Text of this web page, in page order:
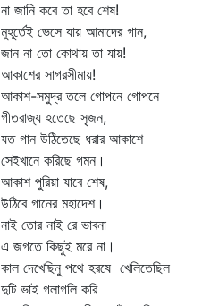
না জানি কবে তা হবে শেষ!
মুহূর্তেই ভেসে যায় আমাদের গান,
জান না তো কোথায় তা যায়!
আকাশের সাগরসীমায়!
আকাশ-সমুদ্র তলে গোপনে গোপনে
গীতরাজ্য হতেছে সৃজন,
যত গান উঠিতেছে ধরার আকাশে
সেইখানে করিছে গমন।
আকাশ পুরিয়া যাবে শেষ,
উঠিবে গানের মহাদেশ।
নাই তোর নাই রে ভাবনা
এ জগতে কিছুই মরে না।
কাল দেখেছিনু পথে হরষে খেলিতেছিল
দুটি ভাই গলাগলি করি